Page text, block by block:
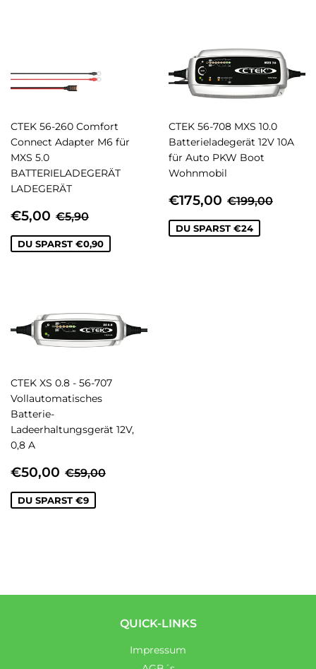
CTEK 56-260 Comfort
Connect Adapter M6 für
MXS 5.0
BATTERIELADEGERÄT
LADEGERÄT
SONDERPREIS
€5,00 €5,00
NORMALER PREIS
€5,90
DU SPARST €0,90
CTEK 56-708 MXS 10.0
Batterieladegerät 12V 10A
für Auto PKW Boot
Wohnmobil
SONDERPREIS
€175,00 €175,00
NORMALER
€199,00
DU SPARST €24
CTEK XS 0.8 - 56-707
Vollautomatisches
Batterie-
Ladeerhaltungsgerät 12V,
0,8 A
SONDERPREIS
€50,00 €50,00
NORMALER PREIS
€59,00
DU SPARST €9
QUICK-LINKS
Impressum